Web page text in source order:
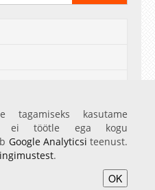
tagamiseks kasutame
ei töötle ega kogu
Google Analyticsi teenust.
.
OK